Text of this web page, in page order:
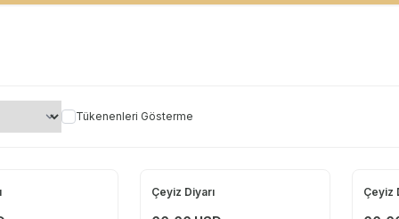
Tükenenleri Gösterme
Yeni
Çeyiz Diyarı Yeni
Çeyiz